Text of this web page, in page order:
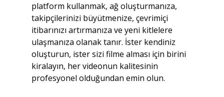
platform kullanmak, ağ oluşturmanıza,
takipçilerinizi büyütmenize, çevrimiçi
itibarınızı artırmanıza ve yeni kitlelere
ulaşmanıza olanak tanır. İster kendiniz
oluşturun, ister sizi filme alması için birini
kiralayın, her videonun kalitesinin
profesyonel olduğundan emin olun.